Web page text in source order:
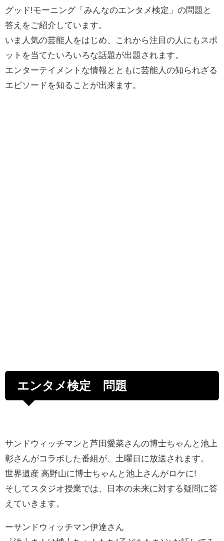
グッド!モーニング「みんなのエンタメ検定」の問題と
答えをご紹介しています。
いま人気の芸能人をはじめ、
これから注目の人にもスポ
ットを当てたいろいろな話題が出題されます。
エンターテイメントな情報とともに芸能人の知られざる
エピソードを知ることが出来ます。
エンタメ検定 問題
サンドウィッチマンと芦田愛菜さんの博士ちゃんと池上
彰さんがコラボした番組が、土曜日に放送されます。
世界遺産 高野山に博士ちゃんと池上さんがロケに!
そしてスタジオ授業では、日本の未来に対する疑問に答
えていきます。
ーサンドウィッチマン伊達さん